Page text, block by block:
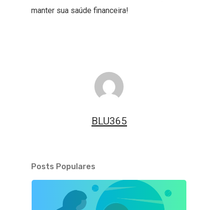
manter sua saúde financeira!
BLU365
Posts Populares